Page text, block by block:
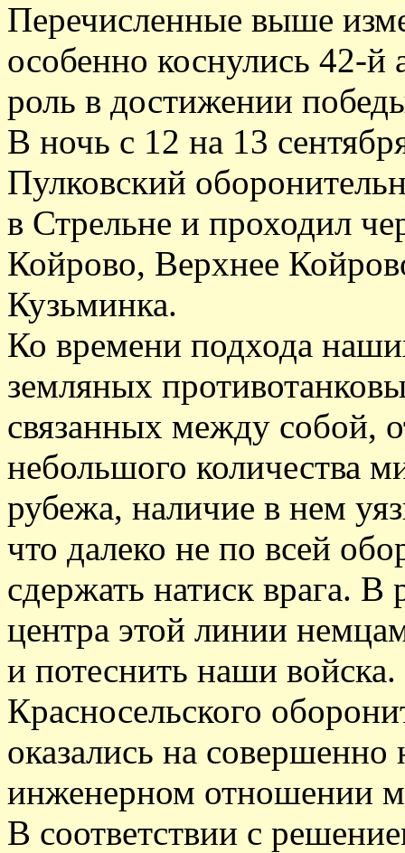
Перечисленные выше
особенно коснулись 42-
роль в достижении
В ночь с 12 на 13
Пулковский
в Стрельне и проходил
Койрово, Верхнее
Кузьминка.
Ко времени подхода
земляных
связанных между собой,
небольшого количества
рубежа, наличие в нем
что далеко не по всей
сдержать натиск врага. В
центра этой линии
и потеснить наши
Красносельского
оказались на
инженерном отношении
В соответствии с